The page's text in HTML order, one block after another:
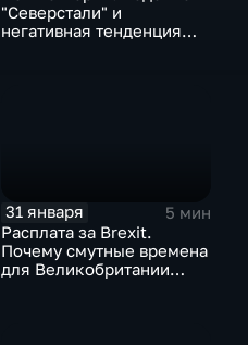
"Северстали" и
негативная тенденция
31 января
5 мин
Расплата за Brexit.
Почему смутные времена
для Великобритании